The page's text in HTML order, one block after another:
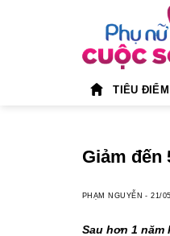
TIÊU ĐIỂM
Giảm đến
PHẠM NGUYỄN -21/
Sau hơn 1 năm